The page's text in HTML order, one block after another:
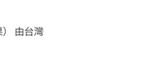
由台灣